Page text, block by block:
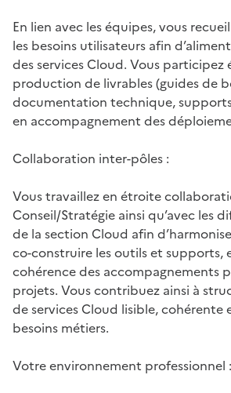
En lien avec les équipes, vous
les besoins utilisateurs afin
des services Cloud. Vous participez
production de livrables (guides de
documentation technique,
en accompagnement des
Collaboration inter-pôles :
Vous travaillez en étroite
Conseil/Stratégie ainsi qu’avec les
de la section Cloud afin
co-construire les outils et supports,
cohérence des accompagnements
projets. Vous contribuez ainsi à
de services Cloud lisible, cohérente
besoins métiers.
Votre environnement professionnel :